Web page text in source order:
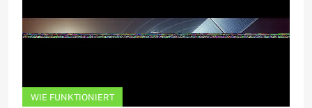
WIE FUNKTIONIERT